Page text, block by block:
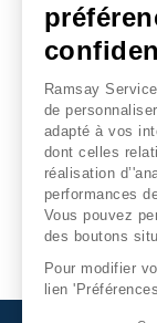
Ramsay
de
adapté à vos
dont celles
réalisation
performances
Vous pouvez
des boutons
Pour modifier
lien